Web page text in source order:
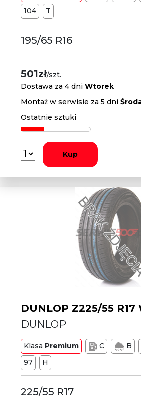
104
T
195/65 R16
501zł/szt.
Dostawa za 4 dniWtorek
Montaż w serwisie za 5 dni
Ostatnie sztuki
Kup
DUNLOP Z225/55 R17
DUNLOP
Klasa Premium C B
97
H
225/55 R17